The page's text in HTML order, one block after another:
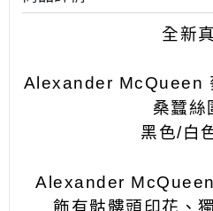
全新
Alexander McQueen
桑蠶絲
黑色/白
Alexander McQueen